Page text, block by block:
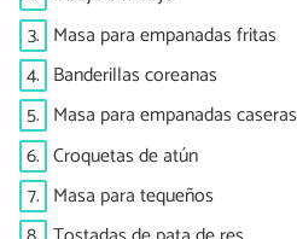
3. Masa para empanadas fritas
4. Banderillas coreanas
5. Masa para empanadas caseras
6. Croquetas de atún
7. Masa para tequeños